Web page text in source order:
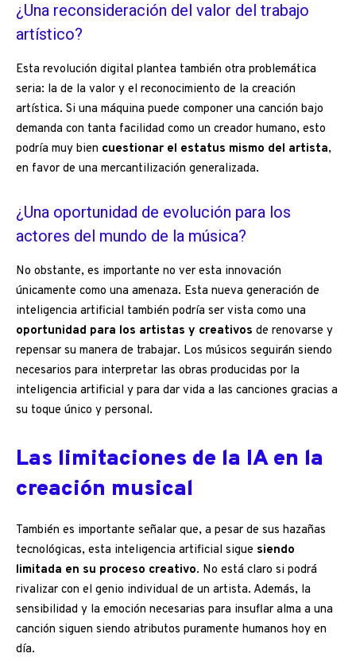
¿Una reconsideración del valor del trabajo
artístico?
Esta revolución digital plantea también otra problemática
seria: la de la valor y el reconocimiento de la creación
artística. Si una máquina puede componer una canción bajo
demanda con tanta facilidad como un creador humano, esto
podría muy bien cuestionar el estatus mismo del artista,
en favor de una mercantilización generalizada.
¿Una oportunidad de evolución para los
actores del mundo de la música?
No obstante, es importante no ver esta innovación
únicamente como una amenaza. Esta nueva generación de
inteligencia artificial también podría ser vista como una
oportunidad para los artistas y creativos de renovarse y
repensar su manera de trabajar. Los músicos seguirán siendo
necesarios para interpretar las obras producidas por la
inteligencia artificial y para dar vida a las canciones gracias a
su toque único y personal.
Las limitaciones de la IA en la
creación musical
También es importante señalar que, a pesar de sus hazañas
tecnológicas, esta inteligencia artificial sigue siendo
limitada en su proceso creativo. No está claro si podrá
rivalizar con el genio individual de un artista. Además, la
sensibilidad y la emoción necesarias para insuflar alma a una
canción siguen siendo atributos puramente humanos hoy en
día.